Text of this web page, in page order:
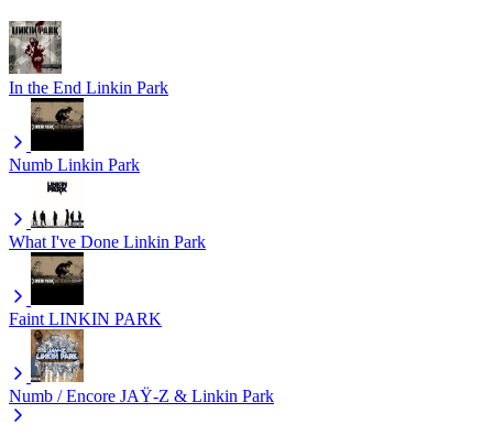
In the End Linkin Park
Numb Linkin Park
What I've Done Linkin Park
Faint LINKIN PARK
Numb / Encore JAŸ-Z & Linkin Park